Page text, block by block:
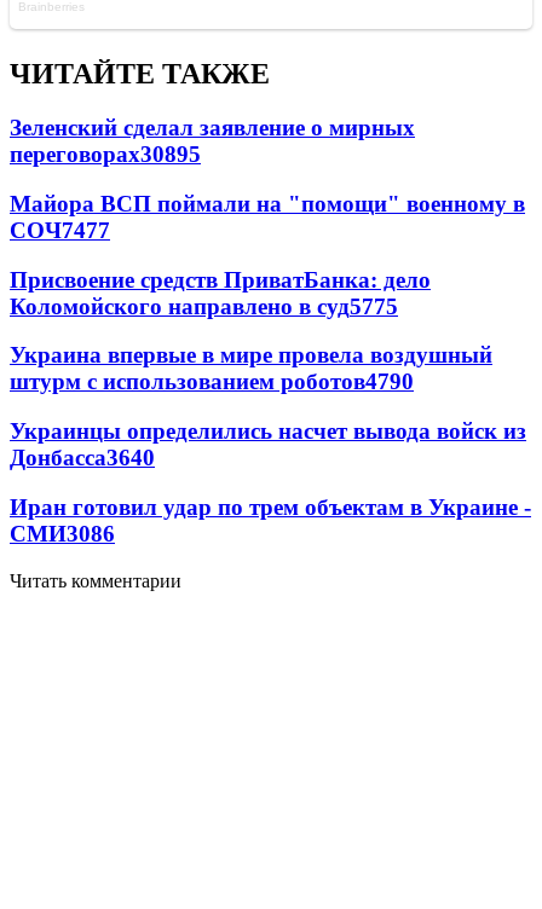
ЧИТАЙТЕ ТАКЖЕ
Зеленский сделал заявление о мирных
переговорах30895
Майора ВСП поймали на "помощи" военному в
СОЧ7477
Присвоение средств ПриватБанка: дело
Коломойского направлено в суд5775
Украина впервые в мире провела воздушный
штурм с использованием роботов4790
Украинцы определились насчет вывода войск из
Донбасса3640
Иран готовил удар по трем объектам в Украине -
СМИ3086
Читать комментарии